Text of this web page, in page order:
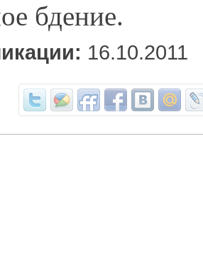
бдение.
16.10.2011